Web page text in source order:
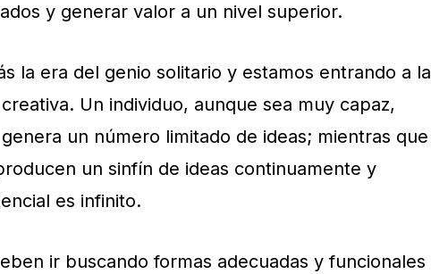
y generar valor a un nivel superior.
la era del genio solitario y estamos entrando a la
Un individuo, aunque sea muy capaz,
un número limitado de ideas; mientras que
un sinfín de ideas continuamente y
es infinito.
ir buscando formas adecuadas y funcionales